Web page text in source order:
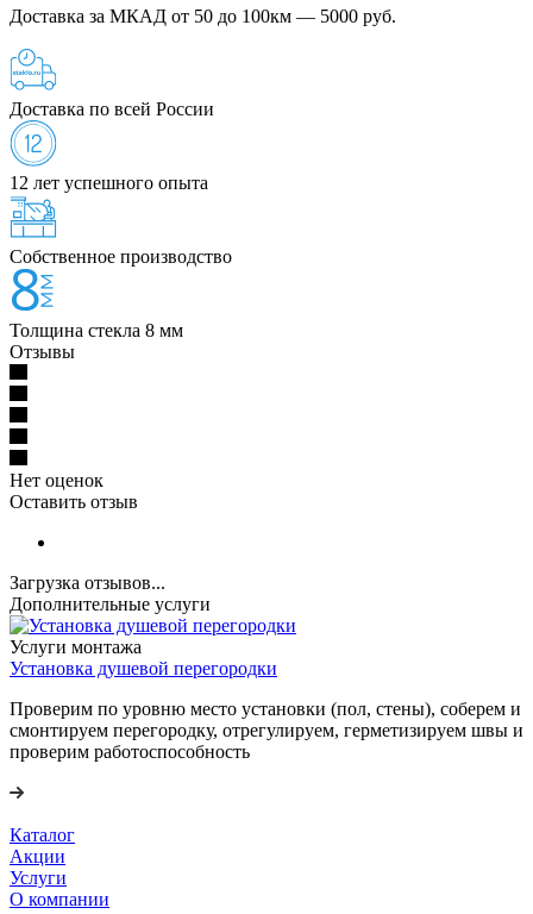
Доставка за МКАД от 50 до 100км — 5000 руб.
Доставка по всей России
12 лет успешного опыта
Собственное производство
Толщина стекла 8 мм
Отзывы
Нет оценок
Оставить отзыв
Загрузка отзывов...
Дополнительные услуги
Услуги монтажа
Установка душевой перегородки
Проверим по уровню место установки (пол, стены), соберем и
смонтируем перегородку, отрегулируем, герметизируем швы и
проверим работоспособность
Каталог
Акции
Услуги
О компании